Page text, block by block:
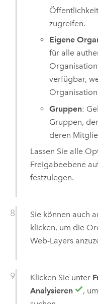
zugreifen.
Eigene
für alle
verfügbar,
Gruppen:
Gruppen,
deren
Lassen Sie alle
Freigabeebene
festzulegen.
Sie können auch
klicken, um die
Web-Layers
Klicken Sie unter
Analysieren
,